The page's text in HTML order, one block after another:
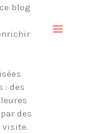
blog
: des
des
visite.